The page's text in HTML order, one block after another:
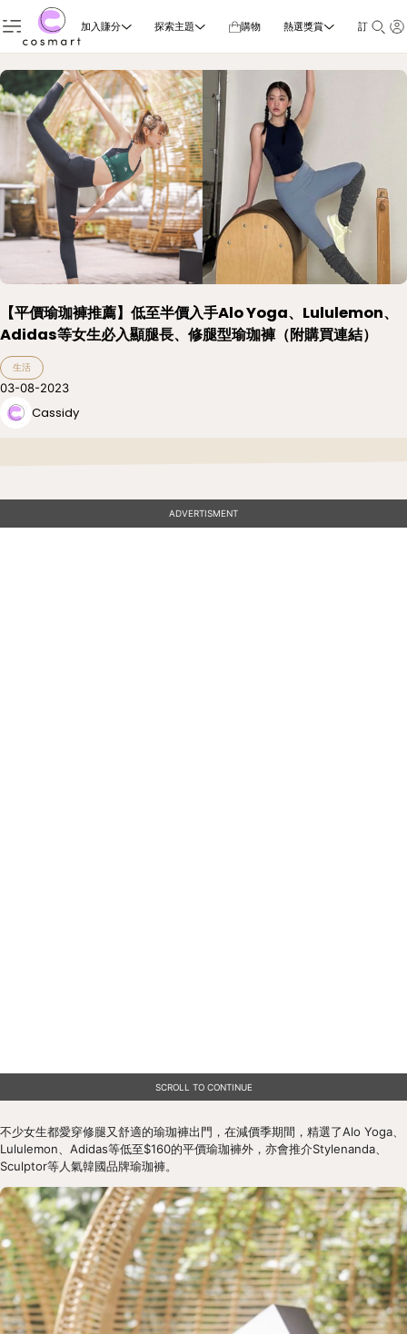
加入賺分 探索主題 購物 熱選獎賞 訂閱雜誌
【平價瑜珈褲推薦】低至半價入手Alo Yoga、Lululemon、
Adidas等女生必入顯腿長、修腿型瑜珈褲（附購買連結）
生活
03-08-2023
Cassidy
ADVERTISMENT
SCROLL TO CONTINUE
不少女生都愛穿修腿又舒適的瑜珈褲出門，在減價季期間，精選了Alo Yoga、
Lululemon、Adidas等低至$160的平價瑜珈褲外，亦會推介Stylenanda、
Sculptor等人氣韓國品牌瑜珈褲。